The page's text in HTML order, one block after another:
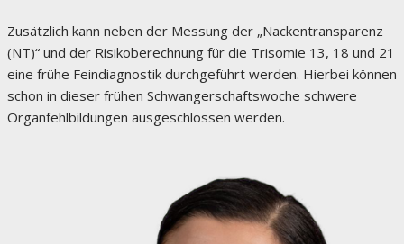
Zusätzlich kann neben der Messung der „Nackentransparenz
(NT)“ und der Risikoberechnung für die Trisomie 13, 18 und 21
eine frühe Feindiagnostik durchgeführt werden. Hierbei können
schon in dieser frühen Schwangerschaftswoche schwere
Organfehlbildungen ausgeschlossen werden.